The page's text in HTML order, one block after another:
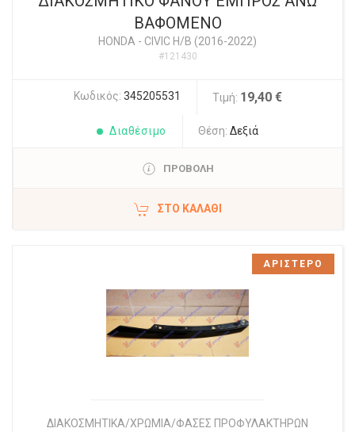
ΒΑΦΟΜΕΝΟ
HONDA - CIVIC H/B (2016-2022)
#121430
Κωδικός: 345205531 Τιμή: 19,40 €
Διαθέσιμο Θέση: Δεξιά
ΠΡΟΒΟΛΗ
ΣΤΟ ΚΑΛΆΘΙ
ΔΙΑΚΟΣΜΗΤΙΚΑ/ΧΡΩΜΙΑ/ΦΑΣΕΣ ΠΡΟΦΥΛΑΚΤΗΡΩΝ
ΑΡΙΣΤΕΡΟ